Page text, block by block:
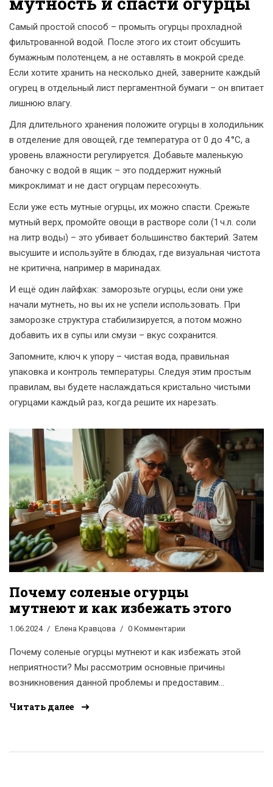
Самый простой способ – промыть огурцы прохладной
фильтрованной водой. После этого их стоит обсушить
бумажным полотенцем, а не оставлять в мокрой среде.
Если хотите хранить на несколько дней, заверните каждый
огурец в отдельный лист пергаментной бумаги – он впитает
лишнюю влагу.
Для длительного хранения положите огурцы в холодильник
в отделение для овощей, где температура от 0 до 4 °C, а
уровень влажности регулируется. Добавьте маленькую
баночку с водой в ящик – это поддержит нужный
микроклимат и не даст огурцам пересохнуть.
Если уже есть мутные огурцы, их можно спасти. Срежьте
мутный верх, промойте овощи в растворе соли (1 ч.л. соли
на литр воды) – это убивает большинство бактерий. Затем
высушите и используйте в блюдах, где визуальная чистота
не критична, например в маринадах.
И ещё один лайфхак: заморозьте огурцы, если они уже
начали мутнеть, но вы их не успели использовать. При
заморозке структура стабилизируется, а потом можно
добавить их в супы или смузи – вкус сохранится.
Запомните, ключ к упору – чистая вода, правильная
упаковка и контроль температуры. Следуя этим простым
правилам, вы будете наслаждаться кристально чистыми
огурцами каждый раз, когда решите их нарезать.
Почему соленые огурцы
мутнеют и как избежать этого
1.06.2024 Елена Кравцова 0 Комментарии
Почему соленые огурцы мутнеют и как избежать этой
неприятности? Мы рассмотрим основные причины
возникновения данной проблемы и предоставим
чтобы соленые огурцы дольше оставались
Читать далее